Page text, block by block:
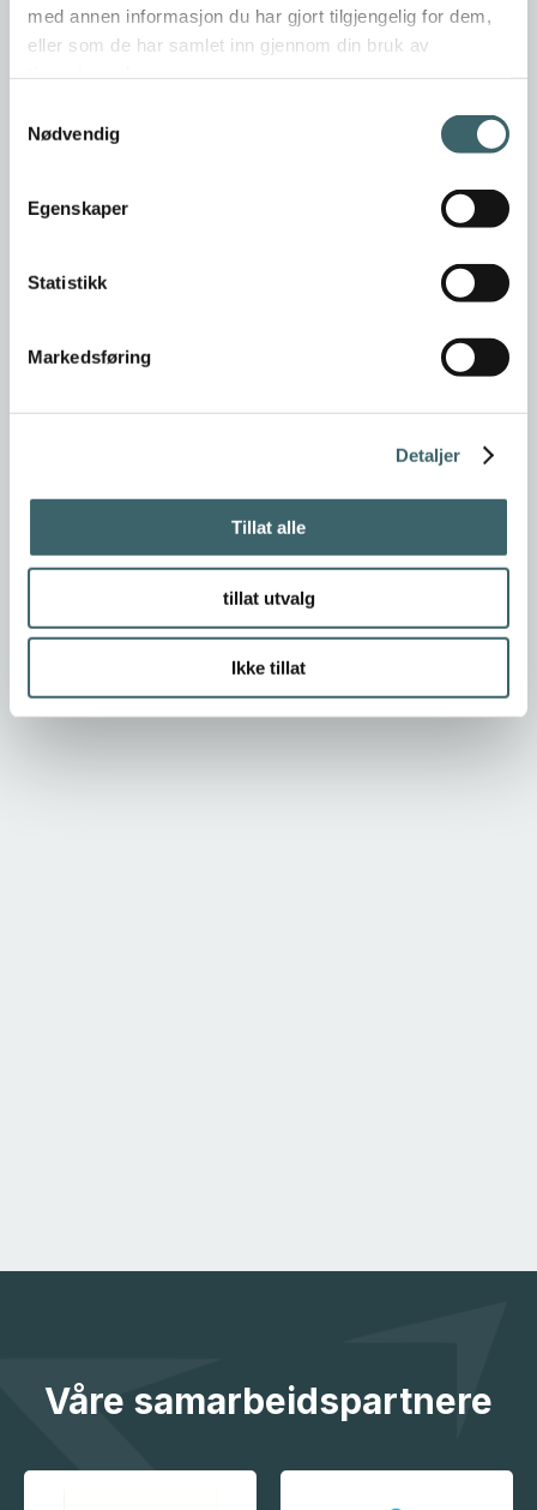
med annen informasjon du har gjort tilgjengelig for dem,
eller som de har samlet inn gjennom din bruk av
Nødvendig
Egenskaper
Statistikk
Markedsføring
Detaljer
Tillat alle
tillat utvalg
Ikke tillat
Våre samarbeidspartnere